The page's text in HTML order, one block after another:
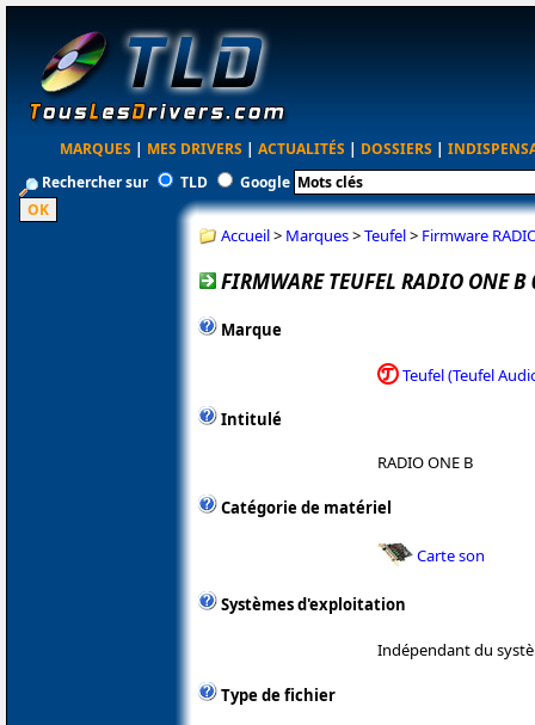
MARQUES | MES DRIVERS | ACTUALITÉS | DOSSIERS |
Rechercher sur
TLD Google
Accueil> Marques>Teufel> Firmware
FIRMWARE TEUFEL RADIO ONE
Marque
Teufel (Teufel
Intitulé
RADIO ONE B
Catégorie de matériel
Carte son
Systèmes d'exploitation
Indépendant du
Type de fichier